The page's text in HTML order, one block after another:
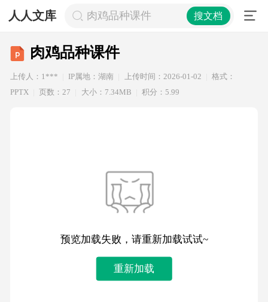
人人文库 肉鸡品种课件 搜文档
肉鸡品种课件
上传人：1*** IP属地：湖南 上传时间：2026-01-02
格式：
PPTX
页数：27 大小：7.34MB 积分：5.99
预览加载失败，请重新加载试试~
重新加载